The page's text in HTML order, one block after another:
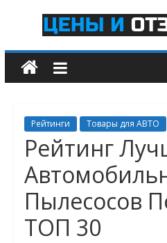
content
Цены
и
отзывы.рф
Рейтинги
Самых
Лучших
Товаров
Услуг
Рейтинги Товары для АВТО
Рейтинг
Пылесосов
ТОП 30